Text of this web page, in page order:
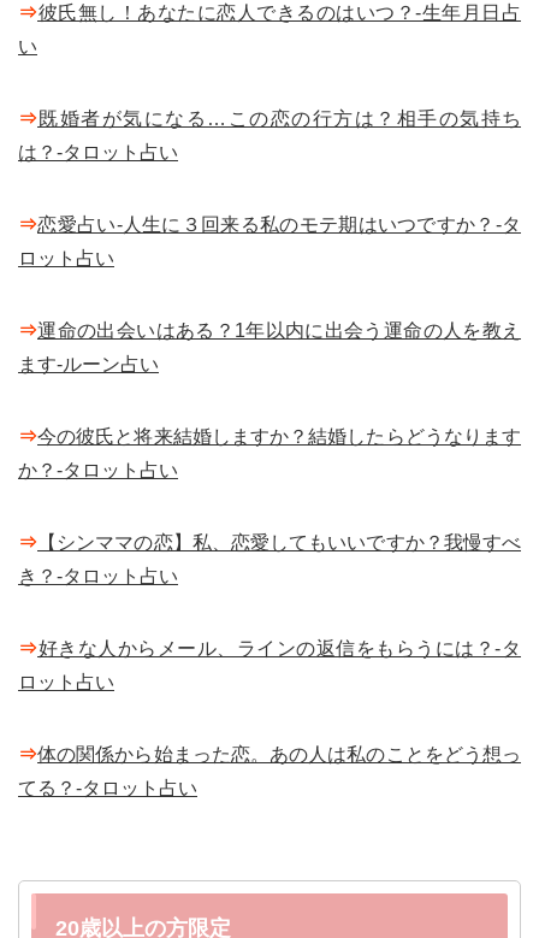
⇒彼氏無し！あなたに恋人できるのはいつ？-生年月日占
い
⇒既婚者が気になる…この恋の行方は？相手の気持ち
は？-タロット占い
⇒恋愛占い-人生に３回来る私のモテ期はいつですか？-タ
ロット占い
⇒運命の出会いはある？1年以内に出会う運命の人を教え
ます-ルーン占い
⇒今の彼氏と将来結婚しますか？結婚したらどうなります
か？-タロット占い
⇒ 【シンママの恋】私、恋愛してもいいですか？我慢すべ
き？-タロット占い
⇒好きな人からメール、ラインの返信をもらうには？-タ
ロット占い
⇒体の関係から始まった恋。あの人は私のことをどう想っ
てる？-タロット占い
20歳以上の方限定